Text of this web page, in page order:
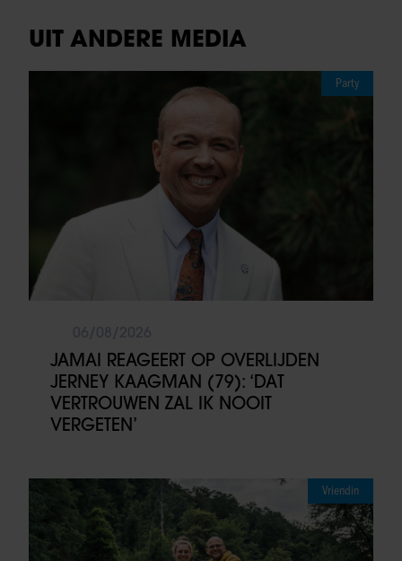
UIT ANDERE MEDIA
Party
JAMAI REAGEERT OP OVERLIJDEN
JERNEY KAAGMAN (79): ‘DAT
VERTROUWEN ZAL IK NOOIT
VERGETEN’
Vriendin